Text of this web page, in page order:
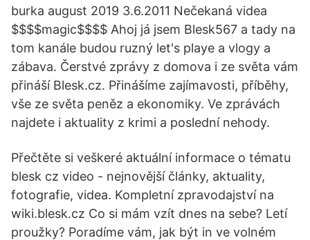
burka august 2019 3.6.2011 Nečekaná videa
$$$$magic$$$$ Ahoj já jsem Blesk567 a tady na
tom kanále budou ruzný let's playe a vlogy a
zábava. Čerstvé zprávy z domova i ze světa vám
přináší Blesk.cz. Přinášíme zajímavosti, příběhy,
vše ze světa peněz a ekonomiky. Ve zprávách
najdete i aktuality z krimi a poslední nehody.
Přečtěte si veškeré aktuální informace o tématu
blesk cz video - nejnovější články, aktuality,
fotografie, videa. Kompletní zpravodajství na
wiki.blesk.cz Co si mám vzít dnes na sebe? Letí
proužky? Poradíme vám, jak být in ve volném